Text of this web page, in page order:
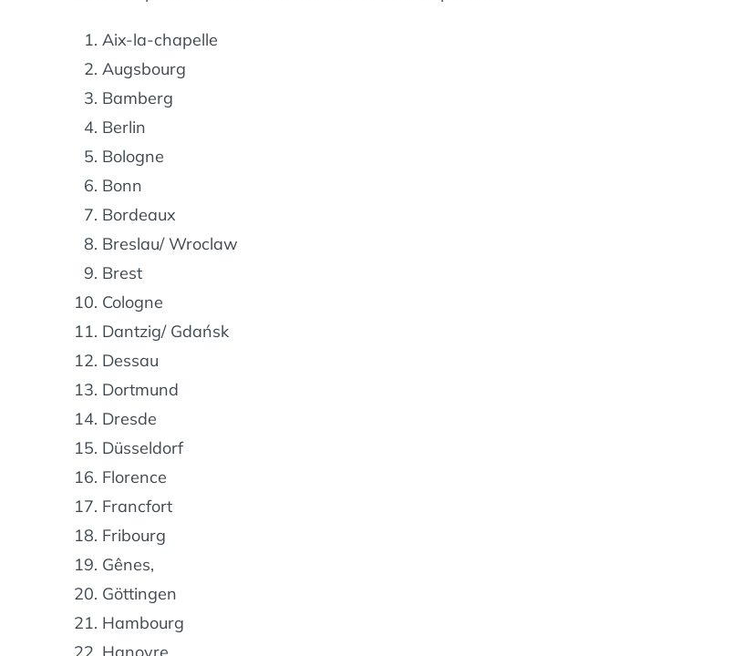
Aix-la-chapelle
Augsbourg
Bamberg
Berlin
Bologne
Bonn
Bordeaux
Breslau/ Wroclaw
Brest
Cologne
Dantzig/ Gdańsk
Dessau
Dortmund
Dresde
Düsseldorf
Florence
Francfort
Fribourg
Gênes,
Göttingen
Hambourg